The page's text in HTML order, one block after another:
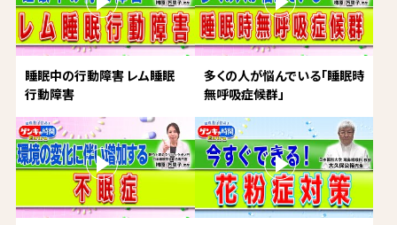
睡眠中の行動障害 レム睡眠
行動障害
多くの人が悩んでいる「睡眠時
無呼吸症候群」